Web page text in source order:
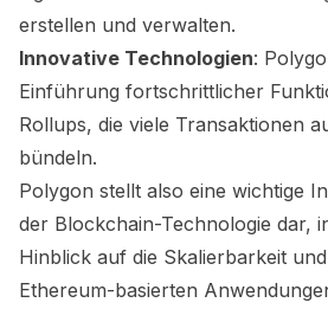
erstellen und verwalten.
Innovative Technologien:
Einführung fortschrittlicher
Rollups, die viele Transaktionen
bündeln.
Polygon stellt also eine wichtige
der Blockchain-Technologie dar,
Hinblick auf die Skalierbarkeit
Ethereum-basierten